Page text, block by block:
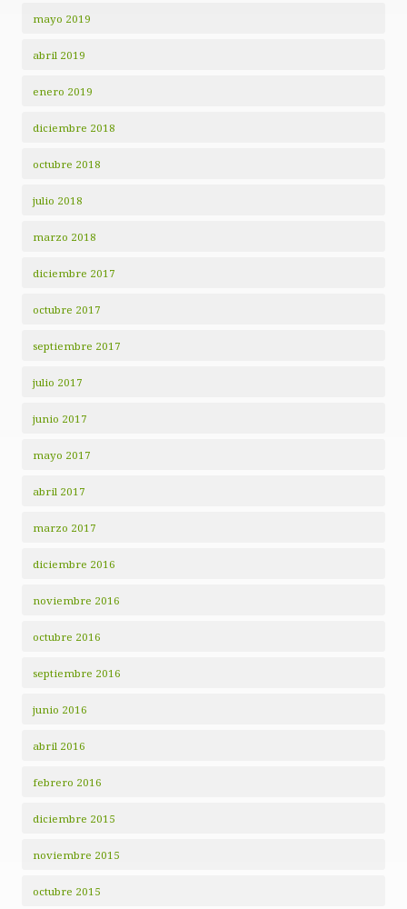
mayo 2019
abril 2019
enero 2019
diciembre 2018
octubre 2018
julio 2018
marzo 2018
diciembre 2017
octubre 2017
septiembre 2017
julio 2017
junio 2017
mayo 2017
abril 2017
marzo 2017
diciembre 2016
noviembre 2016
octubre 2016
septiembre 2016
junio 2016
abril 2016
febrero 2016
diciembre 2015
noviembre 2015
octubre 2015